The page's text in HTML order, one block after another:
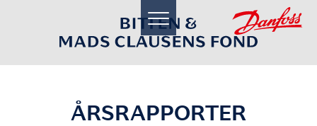
toggle
navigation
ÅRSRAPPORTER